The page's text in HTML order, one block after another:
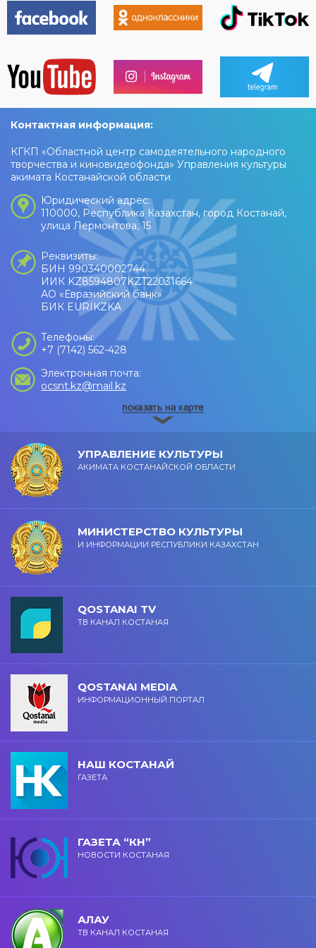
праздничное настроение!
Контактная информация:
КГКП «Областной центр самодеятельного народного
творчества и киновидеофонда» Управления культуры
акимата Костанайской области
Юридический адрес:
110000, Республика Казахстан, город Костанай,
улица Лермонтова, 15
Реквизиты:
БИН 990340002744
ИИК KZ8594807KZT22031664
АО «Евразийский банк»
БИК EURIKZKA
Телефоны:
+7 (7142) 562-428
Электронная почта:
ocsnt.kz@mail.kz
УПРАВЛЕНИЕ КУЛЬТУРЫ
АКИМАТА КОСТАНАЙСКОЙ ОБЛАСТИ
МИНИСТЕРСТВО КУЛЬТУРЫ
И ИНФОРМАЦИИ РЕСПУБЛИКИ КАЗАХСТАН
QOSTANAI TV
ТВ КАНАЛ КОСТАНАЯ
QOSTANAI MEDIA
ИНФОРМАЦИОННЫЙ ПОРТАЛ
НАШ КОСТАНАЙ
ГАЗЕТА
ГАЗЕТА “КН”
НОВОСТИ КОСТАНАЯ
АЛАУ
ТВ КАНАЛ КОСТАНАЯ